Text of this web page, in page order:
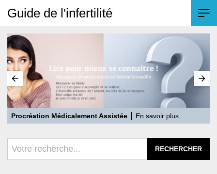
Guide de l'infertilité
Gestation Par Autrui En savoir plus